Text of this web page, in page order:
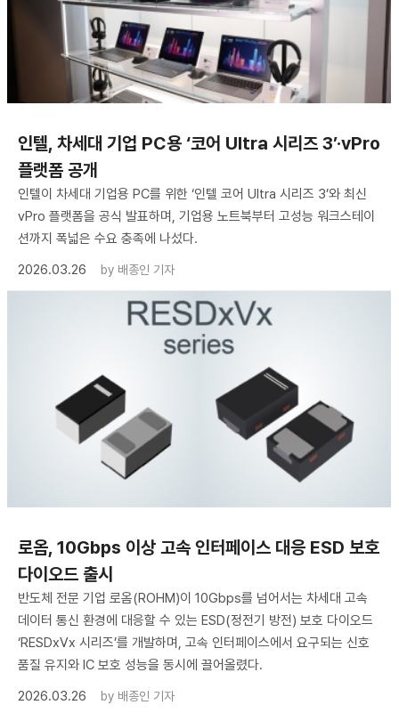
인텔, 차세대 기업 PC용 ‘코어 Ultra 시리즈 3’·vPro
플랫폼 공개
인텔이 차세대 기업용 PC를 위한 ‘인텔 코어 Ultra 시리즈 3’와 최신
vPro 플랫폼을 공식 발표하며, 기업용 노트북부터 고성능 워크스테이
션까지 폭넓은 수요 충족에 나섰다.
2026.03.26
by 배종인 기자
로옴, 10Gbps 이상 고속 인터페이스 대응 ESD 보호
다이오드 출시
반도체 전문 기업 로옴(ROHM)이 10Gbps를 넘어서는 차세대 고속
데이터 통신 환경에 대응할 수 있는 ESD(정전기 방전) 보호 다이오드
‘RESDxVx 시리즈’를 개발하며, 고속 인터페이스에서 요구되는 신호
품질 유지와 IC 보호 성능을 동시에 끌어올렸다.
2026.03.26
by 배종인 기자